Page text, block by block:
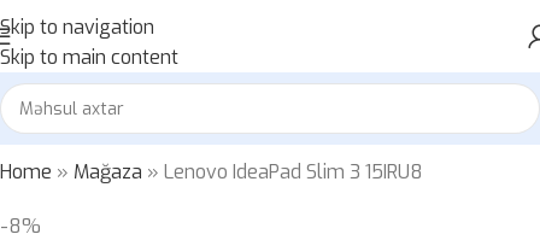
Skip to navigation
Skip to main content
Home » Mağaza » Lenovo IdeaPad Slim 3 15IRU8
-8%